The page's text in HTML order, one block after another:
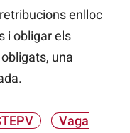
enlloc
i obligar els
una
Vaga